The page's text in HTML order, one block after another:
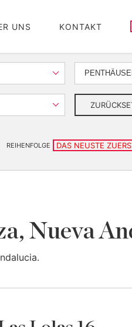
UNS KONTAKT
REIHENFOLGE DAS NEUSTE
Nueva